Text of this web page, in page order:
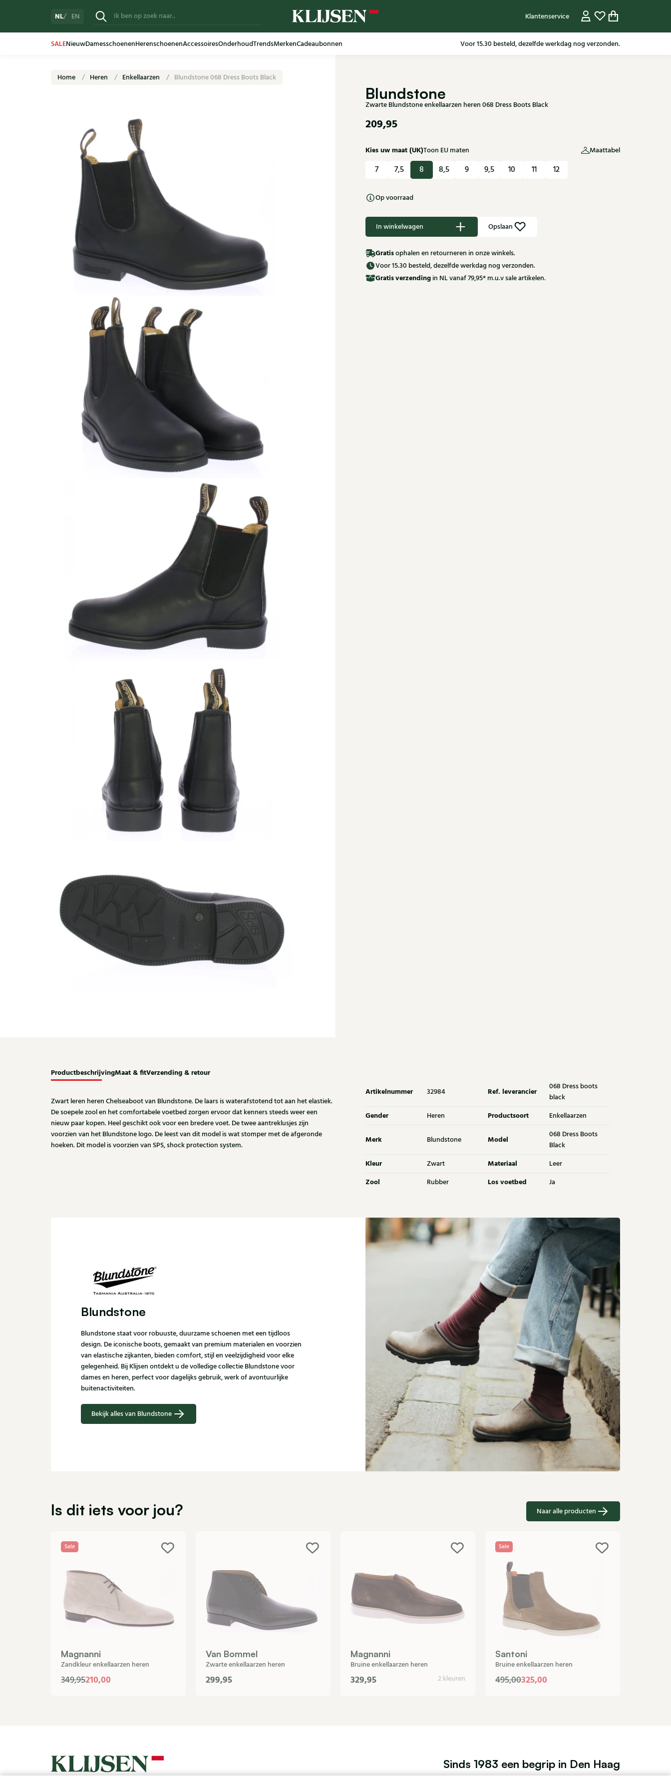
NL EN Klantenservice
SALENieuwDamesschoenenHerenschoenenAccessoiresOnderhoudTrendsMerkenCadeaubonnen Gratis verzending in NL vanaf 79,95* m.u.v sale artikelen.
Home Heren Enkellaarzen Blundstone 068 Dress Boots Black
Blundstone
Zwarte Blundstone enkellaarzen heren 068 Dress Boots Black
209,95
Kies uw maat (UK)Toon EU maten Maattabel
7 7,5 8 8,5 9 9,5 10 11 12
Op voorraad
In winkelwagen Opslaan
Gratisophalen en retourneren in onze winkels.
Voor 15.30 besteld, dezelfde werkdag nog verzonden.
Gratisverzending in NL vanaf 79,95* m.u.v sale artikelen.
ProductbeschrijvingMaat & fitVerzending & retour
Zwart leren heren Chelseaboot van Blundstone. De laars is waterafstotend tot aan het elastiek.
De soepele zool en het comfortabele voetbed zorgen ervoor dat kenners steeds weer een
nieuw paar kopen. Heel geschikt ook voor een bredere voet. De twee aantreklusjes zijn
voorzien van het Blundstone logo. De leest van dit model is wat stomper met de afgeronde
hoeken. Dit model is voorzien van SPS, shock protection system.
Artikelnummer 32984 Ref. leverancier
068 Dress boots
black
Gender Heren Productsoort Enkellaarzen
Merk Blundstone Model
068 Dress Boots
Black
Kleur Zwart Materiaal Leer
Zool Rubber Los voetbed Ja
Blundstone
Blundstone staat voor robuuste, duurzame schoenen met een tijdloos
design. De iconische boots, gemaakt van premium materialen en voorzien
van elastische zijkanten, bieden comfort, stijl en veelzijdigheid voor elke
gelegenheid. Bij Klijsen ontdekt u de volledige collectie Blundstone voor
dames en heren, perfect voor dagelijks gebruik, werk of avontuurlijke
buitenactiviteiten.
Bekijk alles van Blundstone
Is dit iets voor jou? Naar alle producten
Sale
Magnanni
Zandkleur enkellaarzen heren
349,95210,00
Van Bommel
Zwarte enkellaarzen heren
299,95
Magnanni
Bruine enkellaarzen heren
329,95 2 kleuren
Sale
Santoni
Bruine enkellaarzen heren
495,00325,00
Sinds 1983 een begrip in Den Haag